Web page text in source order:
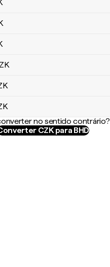
no sentido contrário?
CZK para BHD